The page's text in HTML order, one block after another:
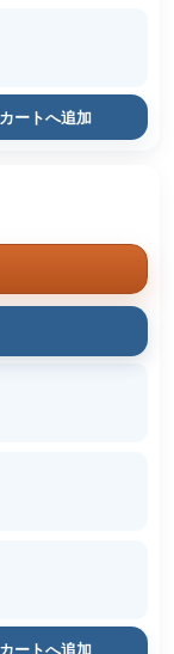
ートへ追加
ートへ追加